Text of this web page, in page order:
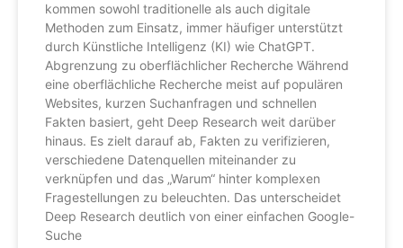
kommen sowohl traditionelle als auch digitale
Methoden zum Einsatz, immer häufiger unterstützt
durch Künstliche Intelligenz (KI) wie ChatGPT.
Abgrenzung zu oberflächlicher Recherche Während
eine oberflächliche Recherche meist auf populären
Websites, kurzen Suchanfragen und schnellen
Fakten basiert, geht Deep Research weit darüber
hinaus. Es zielt darauf ab, Fakten zu verifizieren,
verschiedene Datenquellen miteinander zu
verknüpfen und das „Warum“ hinter komplexen
Fragestellungen zu beleuchten. Das unterscheidet
Deep Research deutlich von einer einfachen Google-
Suche